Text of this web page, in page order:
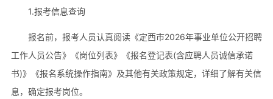
1.报考信息查询
报名前，报考人员认真阅读《定西市2026年事业单位公开招聘
工作人员公告》《岗位列表》《报名登记表(含应聘人员诚信承诺
书)》《报名系统操作指南》及其他有关政策规定，详细了解有关信
息，确定报考岗位。